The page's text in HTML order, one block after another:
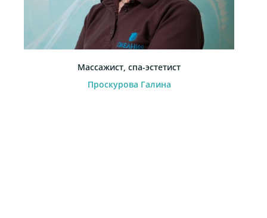
Массажист, спа-эстетист
Проскурова Галина